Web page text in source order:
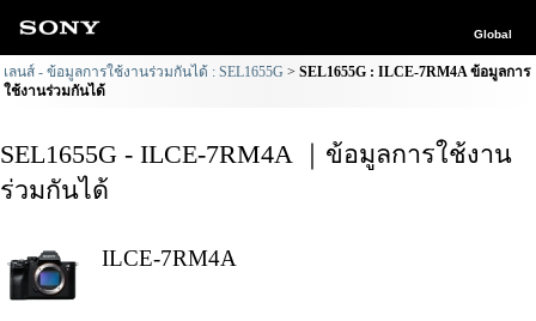
Global
เลนส์ - ข้อมูลการใช้งานร่วมกันได้ : SEL1655G
SEL1655G : ILCE-7RM4A ข้อมูลการ
ใช้งานร่วมกันได้
SEL1655G - ILCE-7RM4A ｜ข้อมูลการใช้งาน
ร่วมกันได้
ILCE-7RM4A